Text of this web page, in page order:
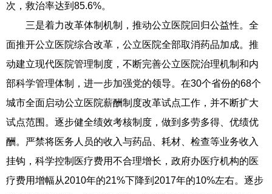
次，救治率达到85.6%。
三是着力改革体制机制，推动公立医院回归公益性。全
面推开公立医院综合改革，公立医院全部取消药品加成。推
动建立现代医院管理制度，不断完善公立医院治理机制和内
部科学管理体制，进一步加强党的领导。在30个省份的68个
城市全面启动公立医院薪酬制度改革试点工作，并不断扩大
试点范围。逐步健全绩效考核制度，做到多劳多得、优绩优
酬。严禁将医务人员的收入与药品、耗材、检查等业务收入
挂钩，科学控制医疗费用不合理增长，政府办医疗机构的医
疗费用增幅从2010年的21%下降到2017年的10%左右。逐步